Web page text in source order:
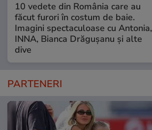
10 vedete din România care au
făcut furori în costum de baie.
Imagini spectaculoase cu Antonia,
INNA, Bianca Drăgușanu și alte
dive
PARTENERI